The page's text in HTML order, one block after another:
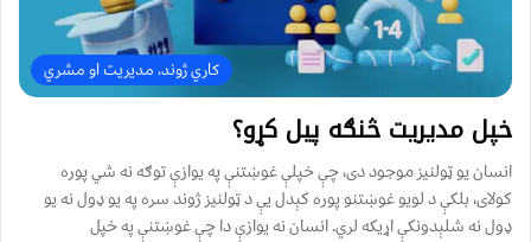
کاري ژوند، مدیریت او مشري
خپل مديريت څنګه پيل کړو؟
انسان یو ټولنيز موجود دی، چې خپلې غوښتنې په يوازې توګه نه شي پوره
کولای، بلکې د لویو غوښتنو پوره کېدل یې د ټولنيز ژوند سره په يو ډول نه یو
ډول نه شلېدونکې اړیکه لري. انسان نه يوازې دا چې غوښتنې په خپل